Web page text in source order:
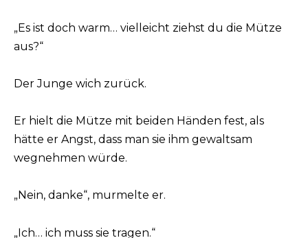
„Es ist doch warm… vielleicht ziehst du die Mütze
aus?“
Der Junge wich zurück.
Er hielt die Mütze mit beiden Händen fest, als
hätte er Angst, dass man sie ihm gewaltsam
wegnehmen würde.
„Nein, danke“, murmelte er.
„Ich… ich muss sie tragen.“